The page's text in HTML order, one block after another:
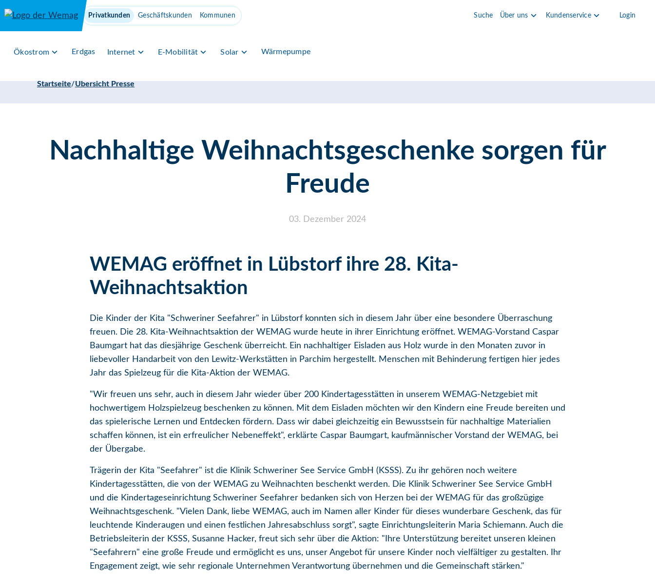
Privatkunden Geschäftskunden Kommunen Suche Über uns Kundenservice Login
Ökostrom Erdgas Internet E-Mobilität Solar Wärmepumpe
Startseite/Übersicht Presse
Nachhaltige Weihnachtsgeschenke sorgen für
Freude
03. Dezember 2024
WEMAG eröffnet in Lübstorf ihre 28. Kita-
Weihnachtsaktion
Die Kinder der Kita "Schweriner Seefahrer" in Lübstorf konnten sich in diesem Jahr über eine besondere Überraschung
freuen. Die 28. Kita-Weihnachtsaktion der WEMAG wurde heute in ihrer Einrichtung eröffnet. WEMAG-Vorstand Caspar
Baumgart hat das diesjährige Geschenk überreicht. Ein nachhaltiger Eisladen aus Holz wurde in den Monaten zuvor in
liebevoller Handarbeit von den Lewitz-Werkstätten in Parchim hergestellt. Menschen mit Behinderung fertigen hier jedes
Jahr das Spielzeug für die Kita-Aktion der WEMAG.
"Wir freuen uns sehr, auch in diesem Jahr wieder über 200 Kindertagesstätten in unserem WEMAG-Netzgebiet mit
hochwertigem Holzspielzeug beschenken zu können. Mit dem Eisladen möchten wir den Kindern eine Freude bereiten und
das spielerische Lernen und Entdecken fördern. Dass wir dabei gleichzeitig ein Bewusstsein für nachhaltige Materialien
schaffen können, ist ein erfreulicher Nebeneffekt", erklärte Caspar Baumgart, kaufmännischer Vorstand der WEMAG, bei
der Übergabe.
Trägerin der Kita "Seefahrer" ist die Klinik Schweriner See Service GmbH (KSSS). Zu ihr gehören noch weitere
Kindertagesstätten, die von der WEMAG zu Weihnachten beschenkt werden. Die Klinik Schweriner See Service GmbH
und die Kindertageseinrichtung Schweriner Seefahrer bedanken sich von Herzen bei der WEMAG für das großzügige
Weihnachtsgeschenk. "Vielen Dank, liebe WEMAG, auch im Namen aller Kinder für dieses wunderbare Geschenk, das für
leuchtende Kinderaugen und einen festlichen Jahresabschluss sorgt", sagte Einrichtungsleiterin Maria Schiemann. Auch die
Betriebsleiterin der KSSS, Susanne Hacker, freut sich sehr über die Aktion: "Ihre Unterstützung bereitet unseren kleinen
"Seefahrern" eine große Freude und ermöglicht es uns, unser Angebot für unsere Kinder noch vielfältiger zu gestalten. Ihr
Engagement zeigt, wie sehr regionale Unternehmen Verantwortung übernehmen und die Gemeinschaft stärken."